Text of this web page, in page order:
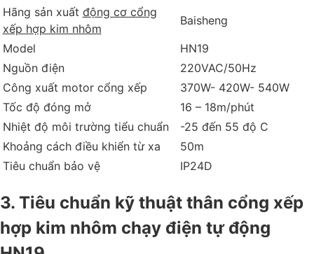
Hãng sản xuất động cơ cổng
xếp hợp kim nhôm
Baisheng
Model
HN19
Nguồn điện
220VAC/50Hz
Công xuất motor cổng xếp
370W- 420W- 540W
Tốc độ đóng mở
16 – 18m/phút
Nhiệt độ môi trường tiểu chuẩn
-25 đến 55 độ C
Khoảng cách điều khiển từ xa
50m
Tiêu chuẩn bảo vệ
IP24D
3. Tiêu chuẩn kỹ thuật thân cổng xếp
hợp kim nhôm chạy điện tự động